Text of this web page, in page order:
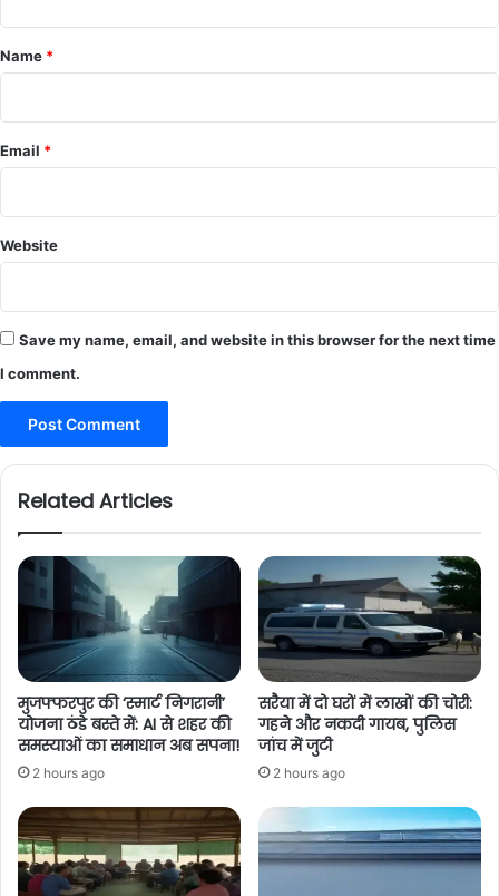
*
Name *
Email *
Website
Save my name, email, and website in this browser for the next time
I comment.
Related Articles
मुजफ्फरपुर की ‘स्मार्ट निगरानी’
योजना ठंडे बस्ते में: AI से शहर की
समस्याओं का समाधान अब सपना!
2 hours ago
सरैया में दो घरों में लाखों की चोरी:
गहने और नकदी गायब, पुलिस
जांच में जुटी
2 hours ago